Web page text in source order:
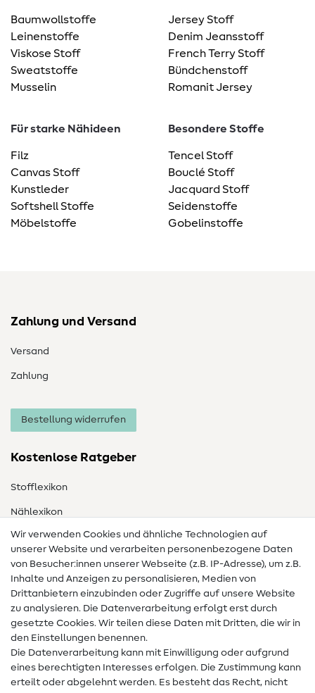
Baumwollstoffe
Leinenstoffe
Viskose Stoff
Sweatstoffe
Musselin
Jersey Stoff
Denim Jeansstoff
French Terry Stoff
Bündchenstoff
Romanit Jersey
Für starke Nähideen
Filz
Canvas Stoff
Kunstleder
Softshell Stoffe
Möbelstoffe
Besondere Stoffe
Tencel Stoff
Bouclé Stoff
Jacquard Stoff
Seidenstoffe
Gobelinstoffe
Zahlung und Versand
Versand
Zahlung
Bestellung widerrufen
Kostenlose Ratgeber
Stofflexikon
Nählexikon
Nähanleitungen
Hilfe & Kontakt
Kontakt
Infos zum Betreiberwechsel
Widerrufsrecht
Wir verwenden Cookies und ähnliche Technologien auf
unserer Website und verarbeiten personenbezogene Daten
von Besucher:innen unserer Webseite (z.B. IP-Adresse), um z.B.
Inhalte und Anzeigen zu personalisieren, Medien von
Drittanbietern einzubinden oder Zugriffe auf unsere Website
zu analysieren. Die Datenverarbeitung erfolgt erst durch
gesetzte Cookies. Wir teilen diese Daten mit Dritten, die wir in
den Einstellungen benennen.
Die Datenverarbeitung kann mit Einwilligung oder aufgrund
eines berechtigten Interesses erfolgen. Die Zustimmung kann
erteilt oder abgelehnt werden. Es besteht das Recht, nicht